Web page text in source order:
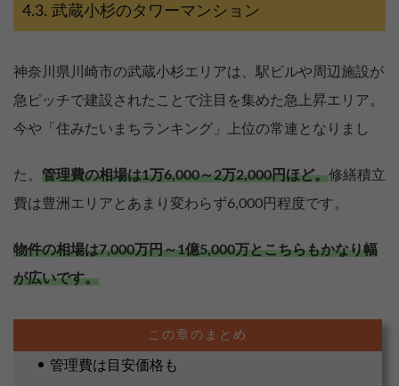
武蔵小杉のタワーマンション
神奈川県川崎市の武蔵小杉エリアは、駅ビルや周辺施設が
急ピッチで建設されたことで注目を集めた急上昇エリア。
今や「住みたいまちランキング」上位の常連となりまし
た。 管理費の相場は1万6,000～2万2,000円ほど。修繕積立
費は豊洲エリアとあまり変わらず6,000円程度です。
物件の相場は7,000万円～1億5,000万とこちらもかなり幅
が広いです。
管理費は目安価格も